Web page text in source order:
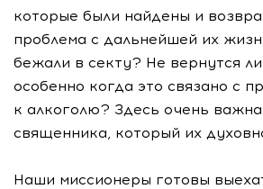
которые были найдены и
проблема с дальнейшей их
бежали в секту? Не вернутся
особенно когда это связано с
к алкоголю? Здесь очень
священника, который их
Наши миссионеры готовы